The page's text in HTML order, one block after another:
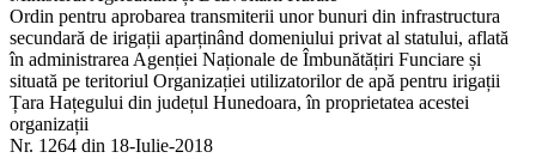
Ordin pentru aprobarea transmiterii unor bunuri din infrastructura
secundară de irigații aparținând domeniului privat al statului, aflată
în administrarea Agenției Naționale de Îmbunătățiri Funciare și
situată pe teritoriul Organizației utilizatorilor de apă pentru irigații
Țara Hațegului din județul Hunedoara, în proprietatea acestei
organizații
Nr. 1264 din 18-Iulie-2018